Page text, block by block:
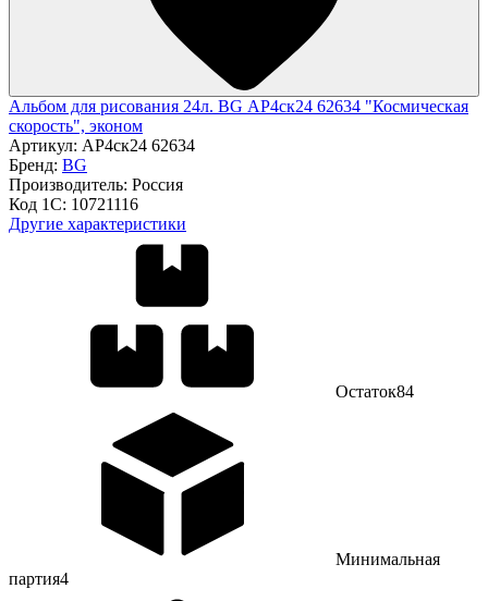
Альбом для рисования 24л. BG АР4ск24 62634 "Космическая
скорость", эконом
Артикул: АР4ск24 62634
Бренд: BG
Производитель: Россия
Код 1С: 10721116
Другие характеристики
Остаток84
Минимальная
партия4